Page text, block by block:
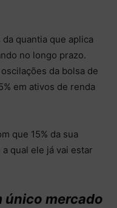
quantia que aplica
no longo prazo.
da bolsa de
em ativos de renda
que 15% da sua
qual ele já vai estar
único mercado